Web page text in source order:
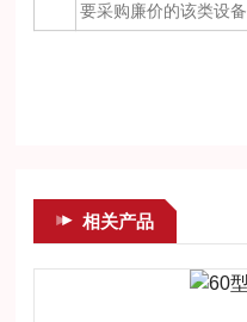
要采购廉价的该类设
相关产品